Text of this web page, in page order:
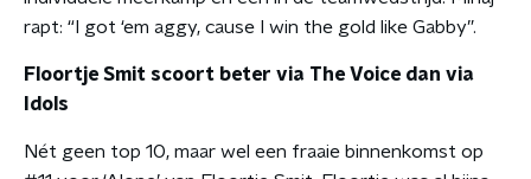
rapt: “I got ‘em aggy, cause I win the gold like Gabby”.
Floortje Smit scoort beter via The Voice dan via
Idols
Nét geen top 10, maar wel een fraaie binnenkomst op